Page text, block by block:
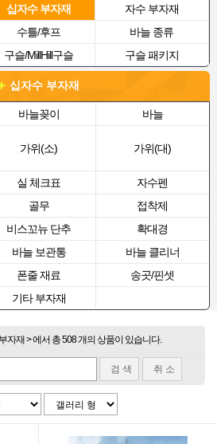
십자수 부자재
자수 부자재
수틀/후프
바늘 종류
구슬/MillHill구슬 구슬 패키지
십자수 부자재
바늘꽂이
바늘
가위(소) 가위(대)
실 체크표
자수펜
골무
접착제
비스꼬뉴 단추
확대경
바늘 보관통
바늘 클리너
폰줄 재료
송곳/핀셋
기타 부자재
자수 부자재 > 십자수 부자재 > 에서 총 508 개의 상품이 있습니다.